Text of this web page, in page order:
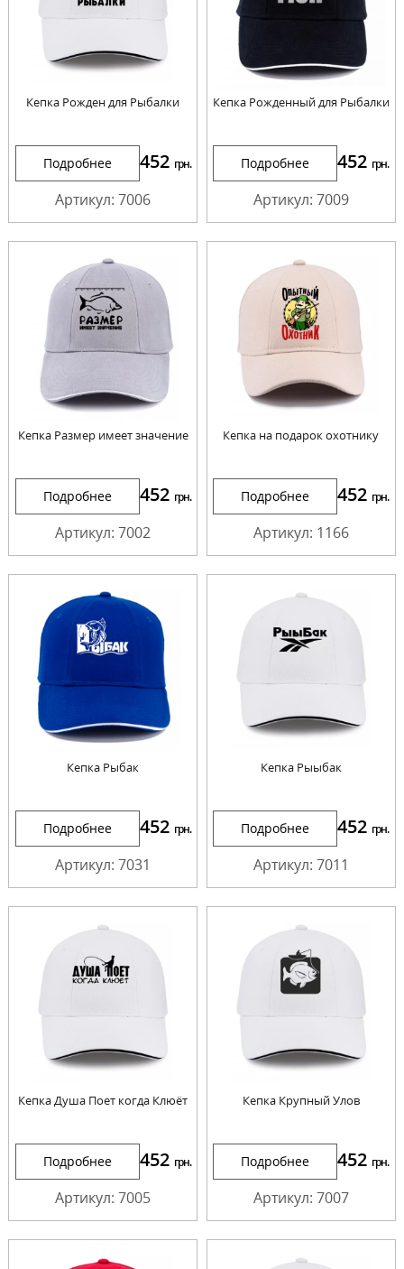
Кепка Рожден для Рыбалки
Подробнее 452 грн.
Артикул: 7006
Кепка Рожденный для Рыбалки
Подробнее 452 грн.
Артикул: 7009
Кепка Размер имеет значение
Подробнее 452 грн.
Артикул: 7002
Кепка на подарок охотнику
Подробнее 452 грн.
Артикул: 1166
Кепка Рыбак
Подробнее 452 грн.
Артикул: 7031
Кепка Рыыбак
Подробнее 452 грн.
Артикул: 7011
Кепка Душа Поет когда Клюёт
Подробнее 452 грн.
Артикул: 7005
Кепка Крупный Улов
Подробнее 452 грн.
Артикул: 7007